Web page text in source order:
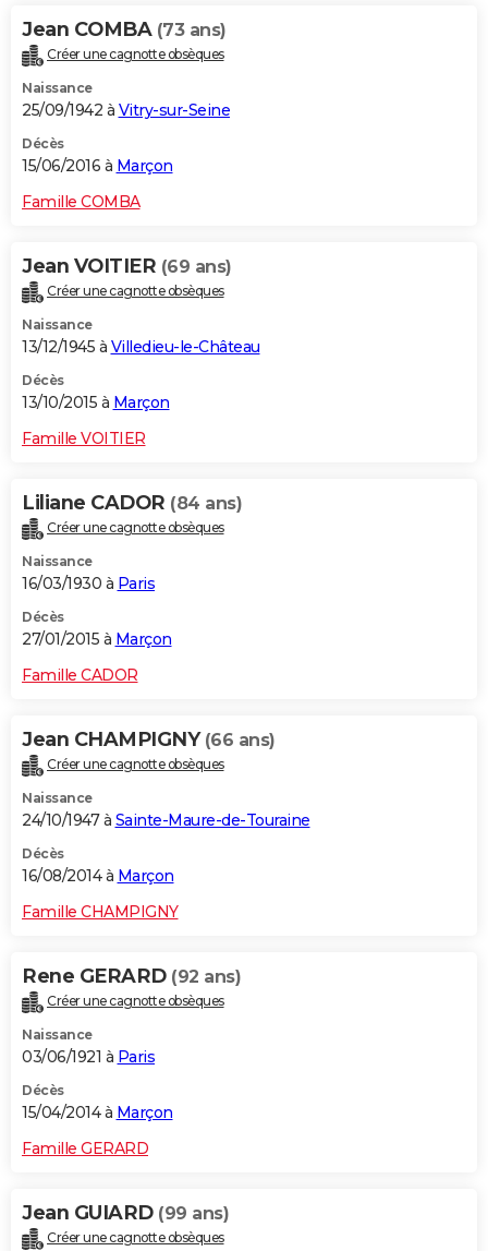
Jean COMBA (73 ans)
Créer une cagnotte obsèques
Naissance
25/09/1942 à Vitry-sur-Seine
Décès
15/06/2016 à Marçon
Famille COMBA
Jean VOITIER (69 ans)
Créer une cagnotte obsèques
Naissance
13/12/1945 à Villedieu-le-Château
Décès
13/10/2015 à Marçon
Famille VOITIER
Liliane CADOR (84 ans)
Créer une cagnotte obsèques
Naissance
16/03/1930 à Paris
Décès
27/01/2015 à Marçon
Famille CADOR
Jean CHAMPIGNY (66 ans)
Créer une cagnotte obsèques
Naissance
24/10/1947 à Sainte-Maure-de-Touraine
Décès
16/08/2014 à Marçon
Famille CHAMPIGNY
Rene GERARD (92 ans)
Créer une cagnotte obsèques
Naissance
03/06/1921 à Paris
Décès
15/04/2014 à Marçon
Famille GERARD
Jean GUIARD (99 ans)
Créer une cagnotte obsèques